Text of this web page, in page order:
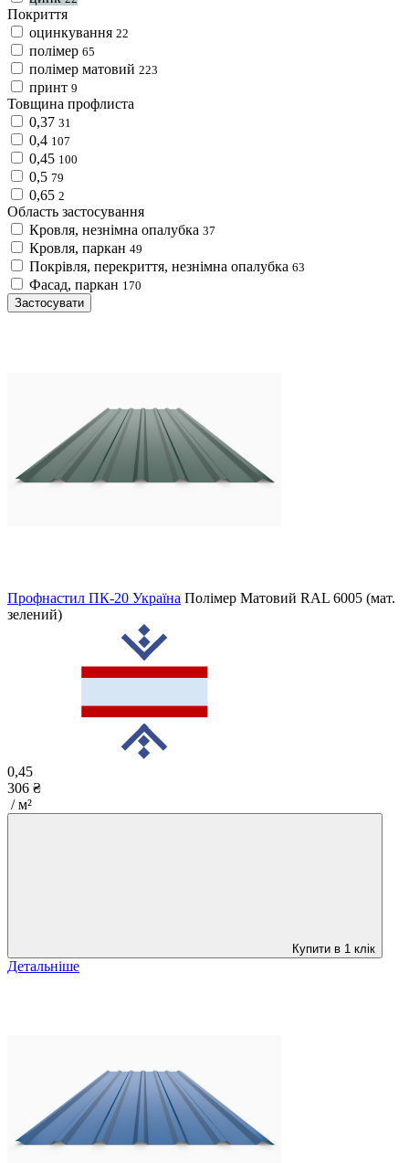
Покриття
оцинкування 22
полімер 65
полімер матовий 223
принт 9
Товщина профлиста
0,37 31
0,4 107
0,45 100
0,5 79
0,65 2
Область застосування
Кровля, незнімна опалубка 37
Кровля, паркан 49
Покрівля, перекриття, незнімна опалубка 63
Фасад, паркан 170
Застосувати
Профнастил ПК-20 Україна Полімер Матовий RAL 6005 (мат.
зелений)
0,45
306 ₴
/ м²
Купити в 1 клік
Детальніше